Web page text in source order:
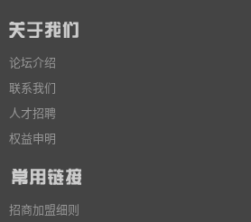
论坛介绍
联系我们
人才招聘
权益申明
招商加盟细则